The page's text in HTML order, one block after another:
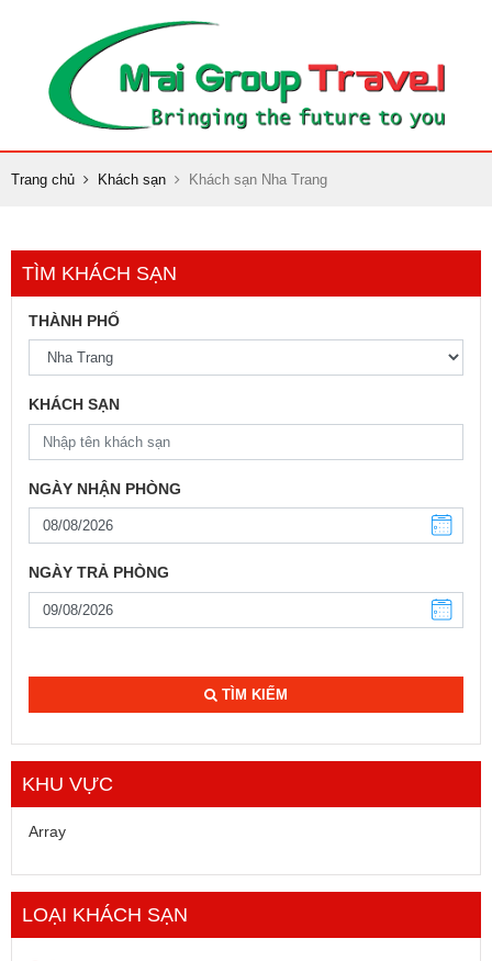
Trang chủ Khách sạn Khách sạn Nha Trang
TÌM KHÁCH SẠN
THÀNH PHỐ
KHÁCH SẠN
NGÀY NHẬN PHÒNG
NGÀY TRẢ PHÒNG
TÌM KIẾM
KHU VỰC
Array
LOẠI KHÁCH SẠN